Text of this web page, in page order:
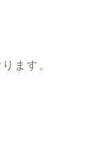
ます。